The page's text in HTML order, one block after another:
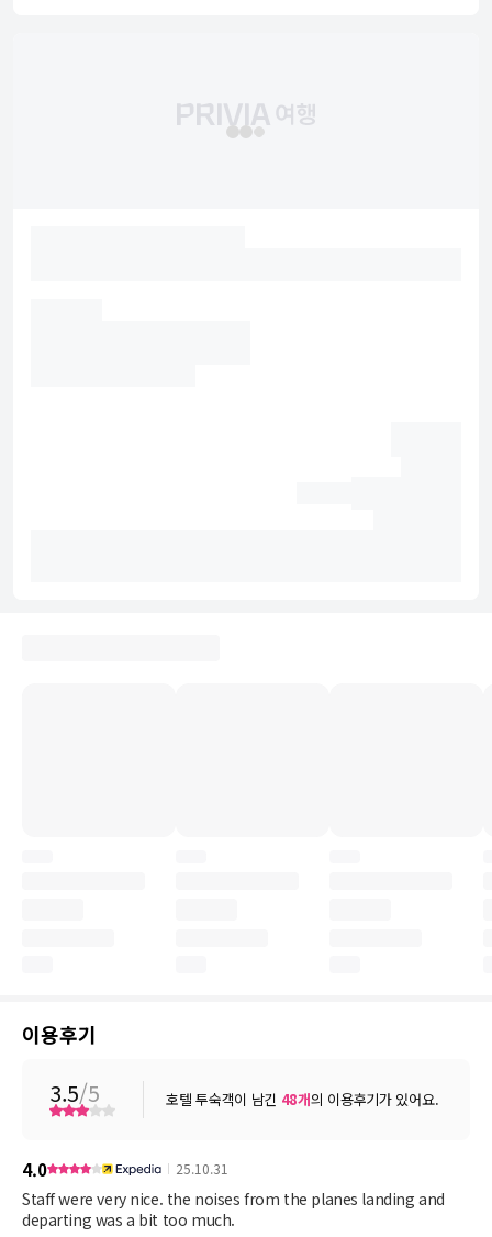
이용후기
3.5/5 호텔 투숙객이 남긴 48개의 이용후기가 있어요.
4.0 25.10.31
Staff were very nice. the noises from the planes landing and
departing was a bit too much.